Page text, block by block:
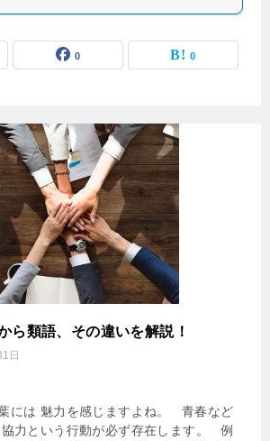
0 0
ら類語、その違いを解説！
日
葉には 魅力を感じますよね。 青春など
力という行動が必ず存在します。 例